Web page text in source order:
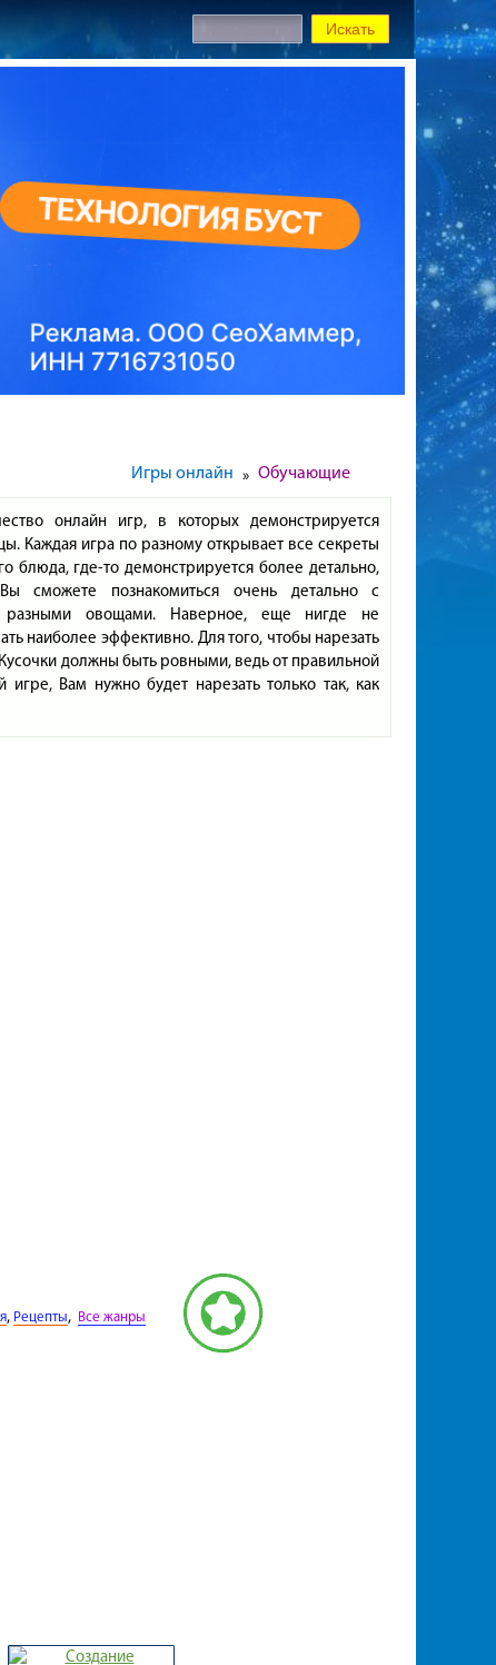
Игры онлайн » Обучающие
онлайн игр, в которых демонстрируется
Каждая игра по разному открывает все секреты
блюда, где-то демонстрируется более детально,
сможете познакомиться очень детально с
разными овощами. Наверное, еще нигде не
наиболее эффективно. Для того, чтобы нарезать
должны быть ровными, ведь от правильной
Вам нужно будет нарезать только так, как
, Рецепты, Все жанры